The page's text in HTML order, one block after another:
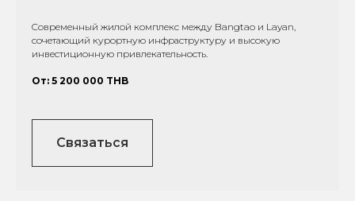
Cовременный жилой комплекс между Bangtao и Layan,
сочетающий курортную инфраструктуру и высокую
инвестиционную привлекательность.
От: 5 200 000 THB
Связаться